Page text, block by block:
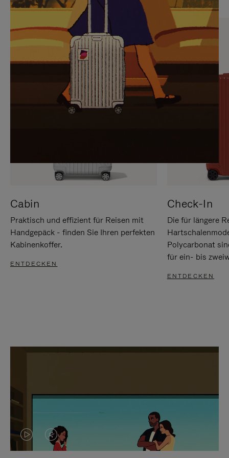
SIE,
UM
ANZUHALTEN
AUFHEBEN
DER
STUMMSCHALTUNG
Cabin
Praktisch und effizient für Reisen mit
Handgepäck - finden Sie Ihren perfekten
Kabinenkoffer.
ENTDECKEN
Check-In
Die für längere
Polycarbonat
für ein- bis
ENTDECKEN
DASVIDEO